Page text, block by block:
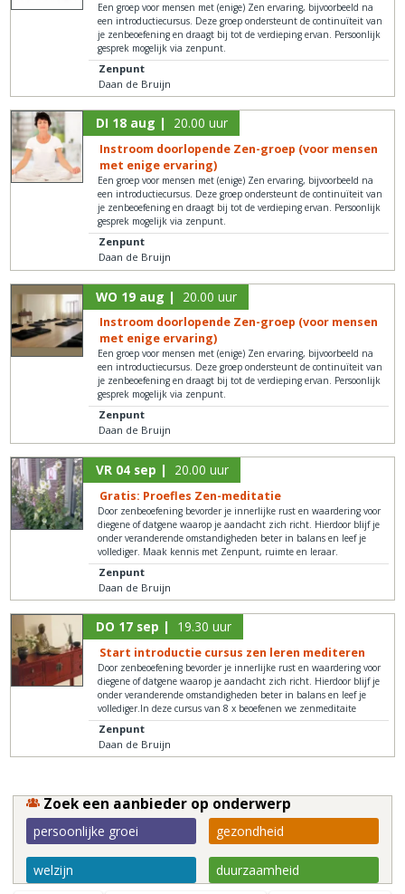
Een groep voor mensen met (enige) Zen ervaring, bijvoorbeeld na
een introductiecursus. Deze groep ondersteunt de continuïteit van
je zenbeoefening en draagt bij tot de verdieping ervan. Persoonlijk
gesprek mogelijk via zenpunt.
Zenpunt
Daan de Bruijn
DI 18 aug | 20.00 uur
Instroom doorlopende Zen-groep (voor mensen
met enige ervaring)
Een groep voor mensen met (enige) Zen ervaring, bijvoorbeeld na
een introductiecursus. Deze groep ondersteunt de continuïteit van
je zenbeoefening en draagt bij tot de verdieping ervan. Persoonlijk
gesprek mogelijk via zenpunt.
Zenpunt
Daan de Bruijn
WO 19 aug | 20.00 uur
Instroom doorlopende Zen-groep (voor mensen
met enige ervaring)
Een groep voor mensen met (enige) Zen ervaring, bijvoorbeeld na
een introductiecursus. Deze groep ondersteunt de continuïteit van
je zenbeoefening en draagt bij tot de verdieping ervan. Persoonlijk
gesprek mogelijk via zenpunt.
Zenpunt
Daan de Bruijn
VR 04 sep | 20.00 uur
Gratis: Proefles Zen-meditatie
Door zenbeoefening bevorder je innerlijke rust en waardering voor
diegene of datgene waarop je aandacht zich richt. Hierdoor blijf je
onder veranderende omstandigheden beter in balans en leef je
vollediger. Maak kennis met Zenpunt, ruimte en leraar.
Zenpunt
Daan de Bruijn
DO 17 sep | 19.30 uur
Start introductie cursus zen leren mediteren
Door zenbeoefening bevorder je innerlijke rust en waardering voor
diegene of datgene waarop je aandacht zich richt. Hierdoor blijf je
onder veranderende omstandigheden beter in balans en leef je
vollediger.In deze cursus van 8 x beoefenen we zenmeditaite
Zenpunt
Daan de Bruijn
Zoek een aanbieder op onderwerp
persoonlijke groei gezondheid
welzijn duurzaamheid